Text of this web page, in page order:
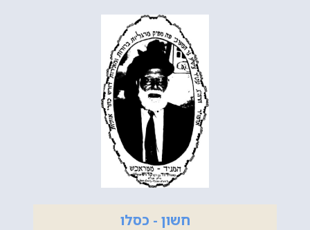
חשון - כסלו